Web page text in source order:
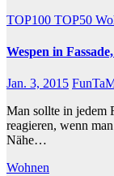
TOP100 TOP50
Wespen in
Jan. 3, 2015
Man sollte in jedem
reagieren, wenn
Nähe…
Wohnen